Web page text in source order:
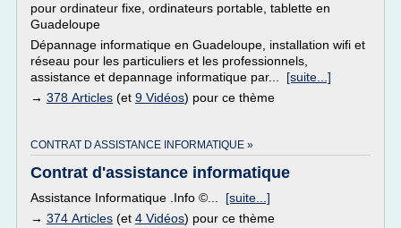
pour ordinateur fixe, ordinateurs portable, tablette en
Guadeloupe
Dépannage informatique en Guadeloupe, installation wifi et
réseau pour les particuliers et les professionnels,
assistance et depannage informatique par... [suite...]
→ 378 Articles (et 9 Vidéos) pour ce thème
CONTRAT D ASSISTANCE INFORMATIQUE »
Contrat d'assistance informatique
Assistance Informatique .Info ©... [suite...]
→ 374 Articles (et 4 Vidéos) pour ce thème